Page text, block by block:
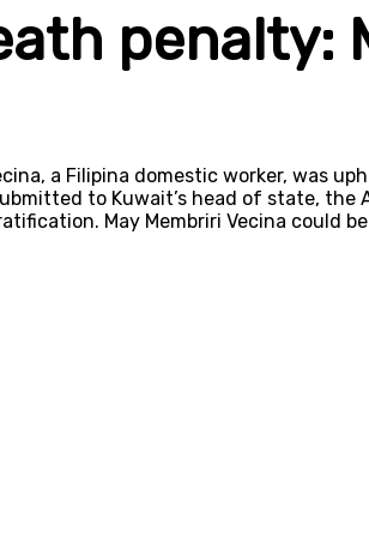
penalty:
a Filipina domestic worker, was
to Kuwait’s head of state, the
May Membriri Vecina could